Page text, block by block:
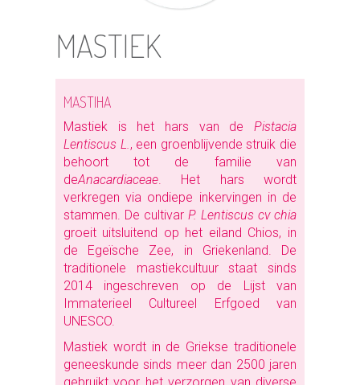
MASTIEK
MASTIHA
Mastiek is het hars van de Pistacia
Lentiscus L., een groenblijvende struik die
behoort tot de familie van
deAnacardiaceae. Het hars wordt
verkregen via ondiepe inkervingen in de
stammen. De cultivar P. Lentiscus cv chia
groeit uitsluitend op het eiland Chios, in
de Egeïsche Zee, in Griekenland. De
traditionele mastiekcultuur staat sinds
2014 ingeschreven op de Lijst van
Immaterieel Cultureel Erfgoed van
UNESCO.
Mastiek wordt in de Griekse traditionele
geneeskunde sinds meer dan 2500 jaren